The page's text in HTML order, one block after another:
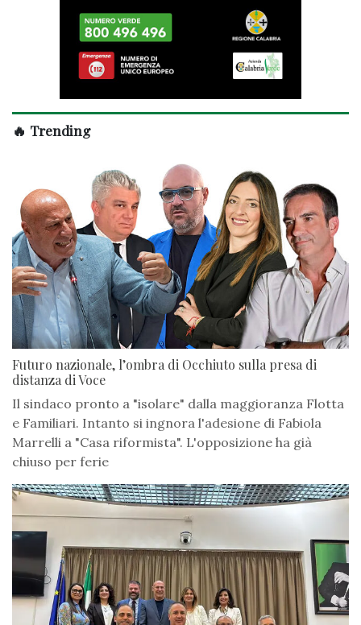
🔥 Trending
Futuro nazionale, l’ombra di Occhiuto sulla presa di
distanza di Voce
Il sindaco pronto a "isolare" dalla maggioranza Flotta
e Familiari. Intanto si ingnora l'adesione di Fabiola
Marrelli a "Casa riformista". L'opposizione ha già
chiuso per ferie